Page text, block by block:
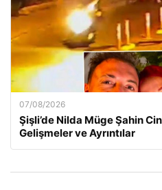
07/08/2026
Şişli’de Nilda Müge Şahin
Gelişmeler ve Ayrıntılar